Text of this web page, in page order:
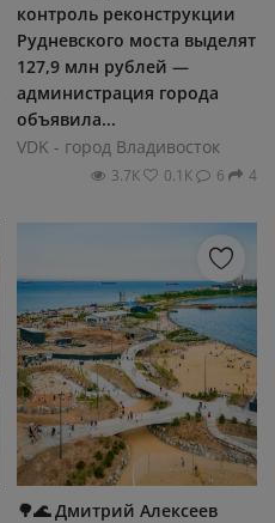
контроль реконструкции
Рудневского моста выделят
127,9 млн рублей —
администрация города
объявила...
VDK - город Владивосток
3.7К 0.1К 6 4
🌳🌊 Дмитрий Алексеев